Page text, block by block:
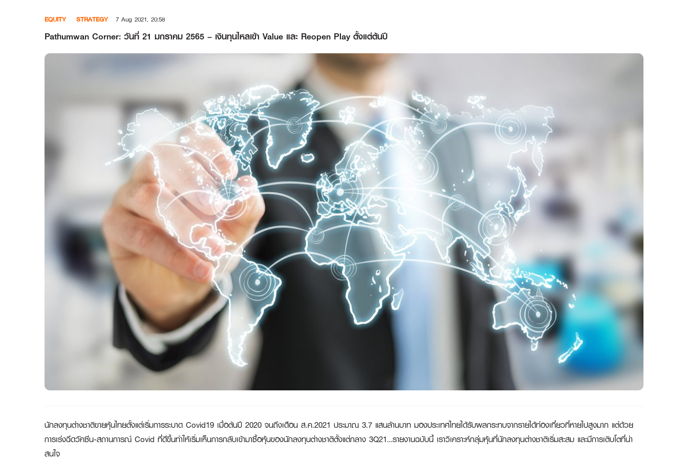
EQUITY STRATEGY 7 Aug 2021, 20:58
Pathumwan Corner: วันที่ 21 มกราคม 2565 – เงินทุนไหลเข้า Value และ Reopen Play ตั้งแต่ต้นปี
นักลงทุนต่างชาติขายหุ้นไทยตั้งแต่เริ่มการระบาด Covid19 เมื่อต้นปี 2020 จนถึงเดือน ส.ค.2021 ประมาณ 3.7 แสนล้านบาท มองประเทศไทยได้รับผลกระทบจากรายได้ท่องเที่ยวที่หายไปสูงมาก แต่ด้วย
การเร่งฉีดวัคซีน-สถานการณ์ Covid ที่ดีขึ้นทำให้เริ่มเห็นการกลับเข้ามาซื้อหุ้นของนักลงทุนต่างชาติตั้งแต่กลาง 3Q21…รายงานฉบับนี้ เราวิเคราะห์กลุ่มหุ้นที่นักลงทุนต่างชาติเริ่มสะสม และมีการเติบโตที่น่า
สนใจ